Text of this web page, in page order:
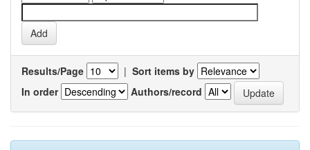
Results/Page | Sort items by
In order
Authors/record